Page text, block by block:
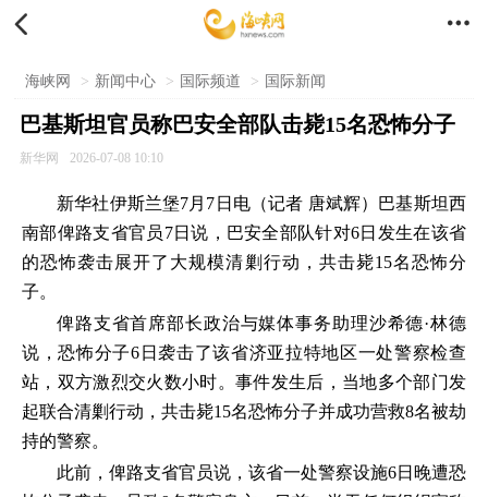
 
海峡网 > 新闻中心 > 国际频道 > 国际新闻
巴基斯坦官员称巴安全部队击毙15名恐怖分子
新华网 2026-07-08 10:10
新华社伊斯兰堡7月7日电（记者 唐斌辉）巴基斯坦西
南部俾路支省官员7日说，巴安全部队针对6日发生在该省
的恐怖袭击展开了大规模清剿行动，共击毙15名恐怖分
子。
俾路支省首席部长政治与媒体事务助理沙希德·林德
说，恐怖分子6日袭击了该省济亚拉特地区一处警察检查
站，双方激烈交火数小时。事件发生后，当地多个部门发
起联合清剿行动，共击毙15名恐怖分子并成功营救8名被劫
持的警察。
此前，俾路支省官员说，该省一处警察设施6日晚遭恐